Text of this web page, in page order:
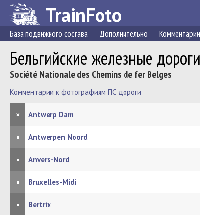
TrainFoto
База подвижного состава Дополнительно Комментарии
Бельгийские железные дороги
Société Nationale des Chemins de fer Belges
Комментарии к фотографиям ПС дороги
× Antwerp Dam
• Antwerpen Noord
• Anvers-Nord
• Bruxelles-Midi
• Bertrix